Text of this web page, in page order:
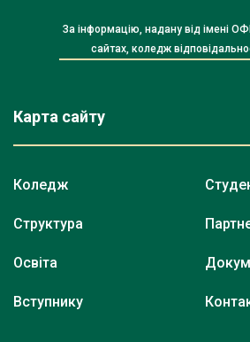
За інформацію, надану від імені
сайтах, коледж
Карта сайту
Коледж
Структура
Освіта
Вступнику